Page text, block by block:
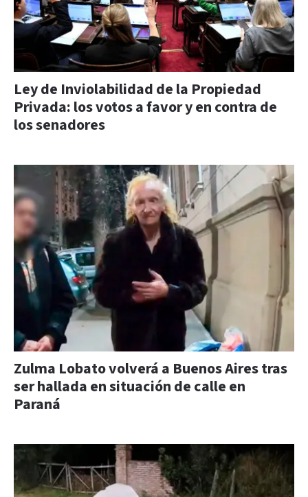
Ley de Inviolabilidad de la Propiedad
Privada: los votos a favor y en contra de
los senadores
Zulma Lobato volverá a Buenos Aires tras
ser hallada en situación de calle en
Paraná